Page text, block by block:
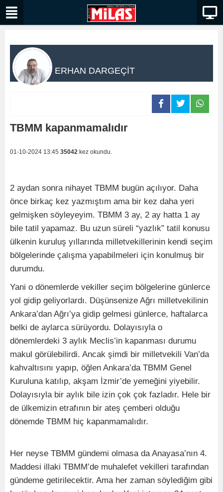
ERHAN DARGEÇİT
TBMM kapanmamalıdır
01-10-2024 13:45 35042 kez okundu.
2 aydan sonra nihayet TBMM bugün açılıyor. Daha
önce birkaç kez yazmıştım ama bir kez daha yeri
gelmişken söyleyeyim. TBMM 3 ay, 2 ay hatta 1 ay
bile tatil yapamaz. Bu uzun süreli “yazlık” tatil konusu
ülkenin kuruluş yıllarında milletvekillerinin kendi seçim
bölgelerinde çalışma yapabilmeleri için konulmuş bir
durumdu.
Yani o dönemlerde vekiller seçim bölgelerine günlerce
yol gidip geliyorlardı. Düşünsenize Ağrı milletvekilinin
Ankara’dan Ağrı’ya gidip gelmesi günlerce, haftalarca
belki de aylarca sürüyordu. Dolayısıyla o
dönemlerdeki 3 aylık Meclis’in kapanması durumu
makul görülebilirdi. Ancak şimdi bir milletvekili Van’da
kahvaltısını yapıp, öğlen Ankara’da TBMM Genel
Kuruluna katılıp, akşam İzmir’de yemeğini yiyebilir.
Dolayısıyla bir aylık bile izin çok çok fazladır. Hele bir
de ülkemizin etrafının bir ateş çemberi olduğu
dönemde TBMM hiç kapanmamalıdır.
Her neyse TBMM gündemi olmasa da Anayasa’nın 4.
Maddesi illaki TBMM’de muhalefet vekilleri tarafından
gündeme getirilecektir. Ama her zaman söylediğim gibi